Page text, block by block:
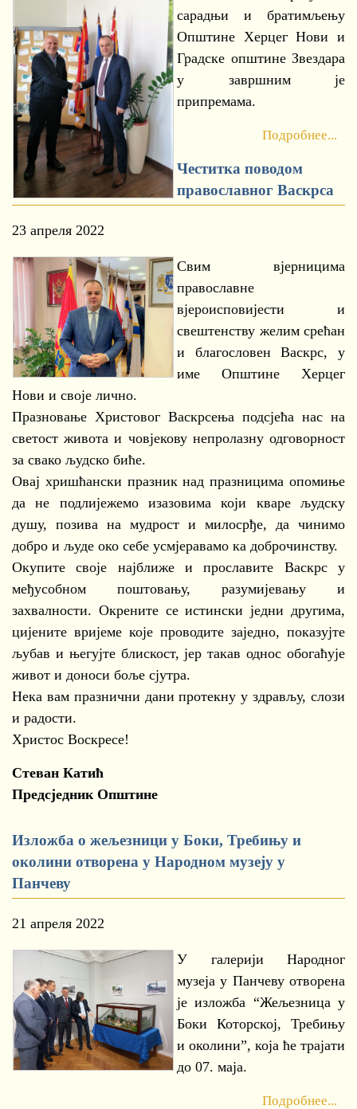
сарадњи и братимљењу
Општине Херцег Нови и
Градске општине Звездара
у завршним је
припремама.
Подробнее...
Честитка поводом
православног Васкрса
23 апреля 2022
Свим вјерницима
православне
вјероисповијести и
свештенству желим срећан
и благословен Васкрс, у
име Општине Херцег
Нови и своје лично.
Празновање Христовог Васкрсења подсјећа нас на
светост живота и човјекову непролазну одговорност
за свако људско биће.
Овај хришћански празник над празницима опомиње
да не подлијежемо изазовима који кваре људску
душу, позива на мудрост и милосрђе, да чинимо
добро и људе око себе усмјеравамо ка доброчинству.
Окупите своје најближе и прославите Васкрс у
међусобном поштовању, разумијевању и
захвалности. Окрените се истински једни другима,
цијените вријеме које проводите заједно, показујте
љубав и његујте блискост, јер такав однос обогаћује
живот и доноси боље сјутра.
Нека вам празнични дани протекну у здрављу, слози
и радости.
Христос Воскресе!
Стеван Катић
Предсједник Општине
Изложба о жељезници у Боки, Требињу и
околини отворена у Народном музеју у
Панчеву
21 апреля 2022
У галерији Народног
музеја у Панчеву отворена
је изложба “Жељезница у
Боки Которској, Требињу
и околини”, која ће трајати
до 07. маја.
Подробнее...